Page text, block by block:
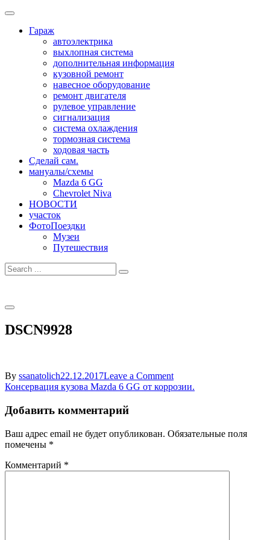
Skip
contentГараж
автоэлектрика
выхлопная система
дополнительная информация
кузовной ремонт
навесное оборудование
ремонт двигателя
рулевое управление
сигнализация
система охлаждения
тормозная система
ходовая часть
Сделай сам.
мануалы/схемы
Mazda 6 GG
Chevrolet Niva
НОВОСТИ
участок
ФотоПоездки
Музеи
Путешествия
Search
for:
DSCN9928
By ssanatolich22.12.2017Leave a Commenton
DSCN9928
Навигация
по
записям
Консервация кузова Mazda 6 GG от коррозии.
Добавить комментарий
Ваш адрес email не будет опубликован. Обязательные поля
помечены *
Комментарий *